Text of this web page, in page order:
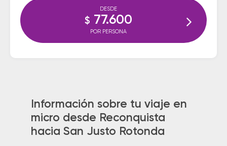
DESDE
$ 77.600
POR PERSONA
Información sobre tu viaje en
micro desde Reconquista
hacia San Justo Rotonda